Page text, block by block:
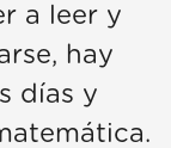
a leer y
hay
días y